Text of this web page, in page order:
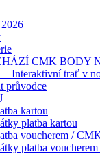
CMK BODY
– Interaktivní trať v
průvodce
kartou
platba kartou
voucherem /
platba